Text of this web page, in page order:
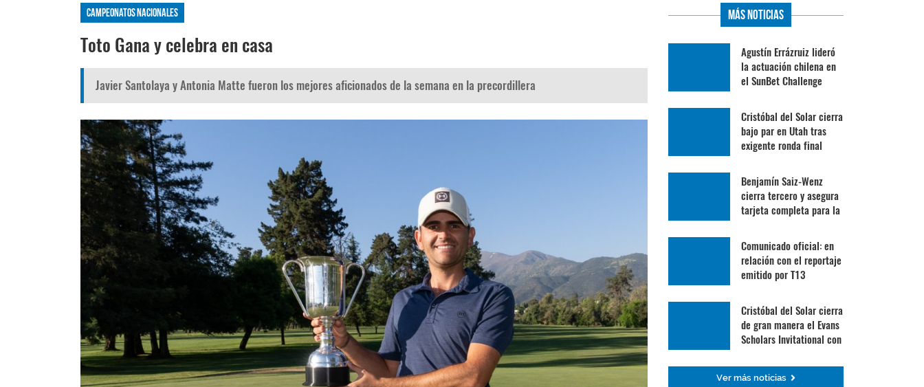
Campeonatos nacionales
Toto Gana y celebra en casa
Javier Santolaya y Antonia Matte fueron los mejores aficionados de la semana en la precordillera
Más Noticias
Agustín Errázruiz lideró
la actuación chilena en
el SunBet Challenge
Cristóbal del Solar cierra
bajo par en Utah tras
exigente ronda final
Benjamín Saiz-Wenz
cierra tercero y asegura
tarjeta completa para la
Mexicana
Comunicado oficial: en
relación con el reportaje
emitido por T13
Cristóbal del Solar cierra
de gran manera el Evans
Scholars Invitational con
Ver más noticias